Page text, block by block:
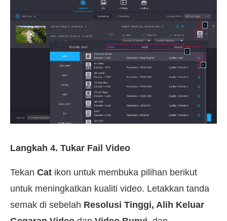
Langkah 4. Tukar Fail Video
Tekan Cat ikon untuk membuka pilihan berikut
untuk meningkatkan kualiti video. Letakkan tanda
semak di sebelah Resolusi Tinggi, Alih Keluar